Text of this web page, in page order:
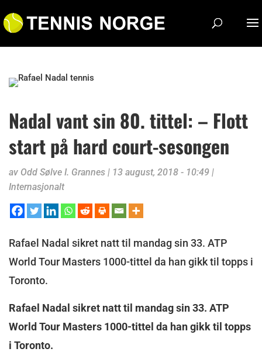
Nadal vant sin 80. tittel: – Flott
start på hard court-sesongen
av Odd Sølve I. Grannes | 13 august, 2018 - 10:49 |
Internasjonalt
Rafael Nadal sikret natt til mandag sin 33. ATP
World Tour Masters 1000-tittel da han gikk til topps i
Toronto.
Rafael Nadal sikret natt til mandag sin 33. ATP
World Tour Masters 1000-tittel da han gikk til topps
i Toronto.